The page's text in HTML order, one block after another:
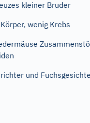
kleiner Bruder
wenig Krebs
und